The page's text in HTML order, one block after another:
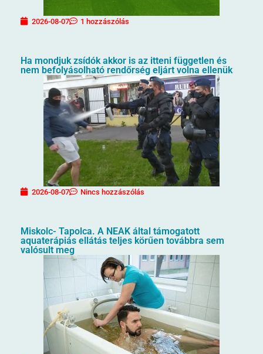
2026-08-07 1 hozzászólás
Ha mondjuk zsídók akkor is az itteni független és
nem befolyásolható rendőrség eljárt volna ellenük
2026-08-07 Nincs hozzászólás
Miskolc- Tapolca. A NEAK által támogatott
aquaterápiás ellátás teljes körűen továbbra sem
valósult meg